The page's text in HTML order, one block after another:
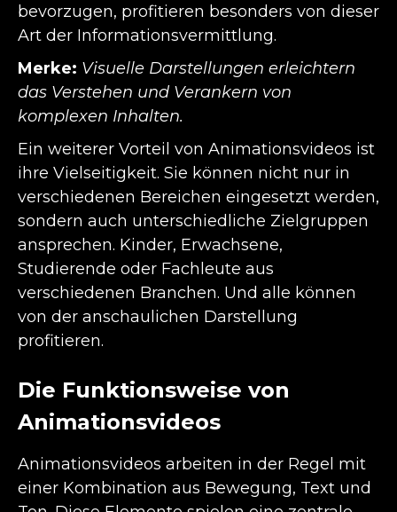
bevorzugen, profitieren besonders von dieser
Art der Informationsvermittlung.
Merke: Visuelle Darstellungen erleichtern
das Verstehen und Verankern von
komplexen Inhalten.
Ein weiterer Vorteil von Animationsvideos ist
ihre Vielseitigkeit. Sie können nicht nur in
verschiedenen Bereichen eingesetzt werden,
sondern auch unterschiedliche Zielgruppen
ansprechen. Kinder, Erwachsene,
Studierende oder Fachleute aus
verschiedenen Branchen. Und alle können
von der anschaulichen Darstellung
profitieren.
Die Funktionsweise von
Animationsvideos
Animationsvideos arbeiten in der Regel mit
einer Kombination aus Bewegung, Text und